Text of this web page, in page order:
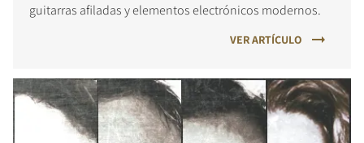
guitarras afiladas y elementos electrónicos modernos.
VER ARTÍCULO